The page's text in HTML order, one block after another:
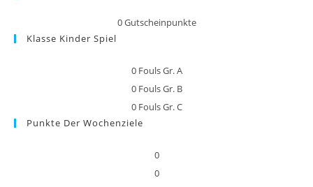
0Gutscheinpunkte
Klasse Kinder Spiel
0 Fouls Gr. A
0 Fouls Gr. B
0 Fouls Gr. C
Punkte Der Wochenziele
0
0